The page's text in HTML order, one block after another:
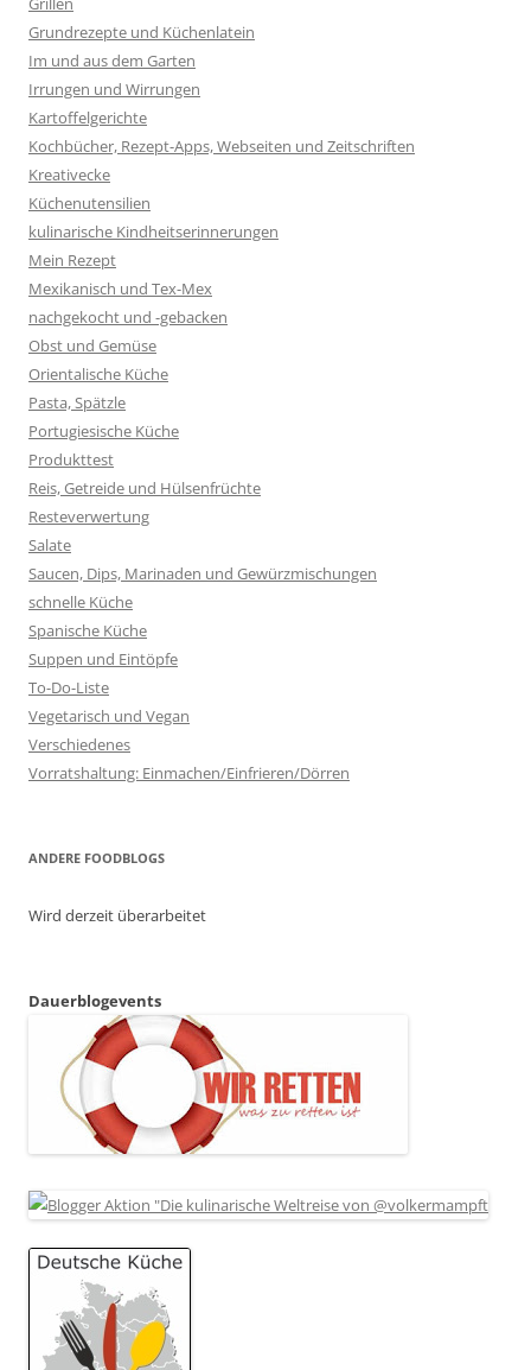
Grundrezepte und Küchenlatein
Im und aus dem Garten
Irrungen und Wirrungen
Kartoffelgerichte
Kochbücher, Rezept-Apps, Webseiten und Zeitschriften
Kreativecke
Küchenutensilien
kulinarische Kindheitserinnerungen
Mein Rezept
Mexikanisch und Tex-Mex
nachgekocht und -gebacken
Obst und Gemüse
Orientalische Küche
Pasta, Spätzle
Portugiesische Küche
Produkttest
Reis, Getreide und Hülsenfrüchte
Resteverwertung
Salate
Saucen, Dips, Marinaden und Gewürzmischungen
schnelle Küche
Spanische Küche
Suppen und Eintöpfe
To-Do-Liste
Vegetarisch und Vegan
Verschiedenes
Vorratshaltung: Einmachen/Einfrieren/Dörren
ANDERE FOODBLOGS
Wird derzeit überarbeitet
Dauerblogevents